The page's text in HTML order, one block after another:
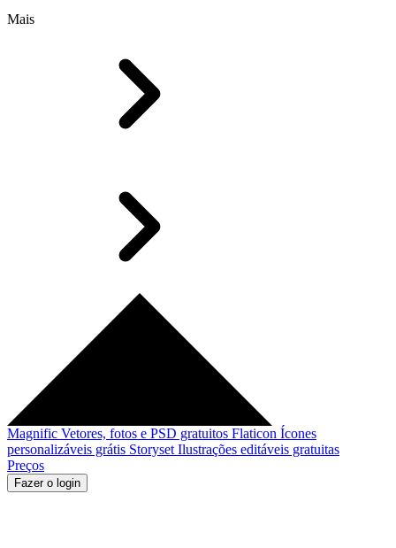
Mais
Magnific Vetores, fotos e PSD gratuitos Flaticon Ícones
personalizáveis grátis Storyset Ilustrações editáveis gratuitas
Preços
Fazer o login